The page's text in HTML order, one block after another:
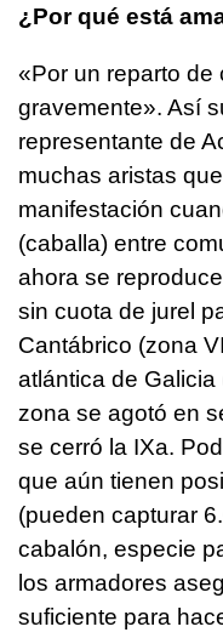
¿Por qué está
«Por un reparto
gravemente». Así
representante de
muchas aristas
manifestación
(caballa) entre
ahora se
sin cuota de jurel
Cantábrico (zona
atlántica de Galicia
zona se agotó en
se cerró la IXa.
que aún tienen
(pueden capturar
cabalón, especie
los armadores
suficiente para